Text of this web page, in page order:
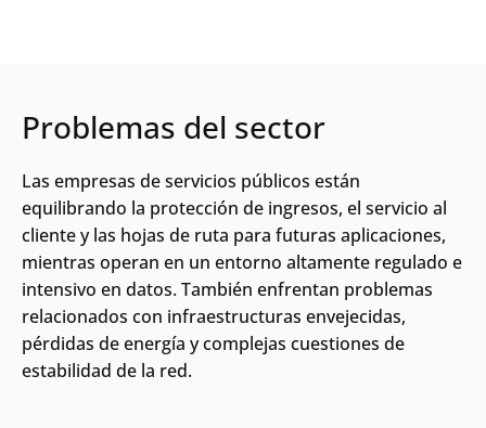
Problemas del sector
Las empresas de servicios públicos están
equilibrando la protección de ingresos, el servicio al
cliente y las hojas de ruta para futuras aplicaciones,
mientras operan en un entorno altamente regulado e
intensivo en datos. También enfrentan problemas
relacionados con infraestructuras envejecidas,
pérdidas de energía y complejas cuestiones de
estabilidad de la red.